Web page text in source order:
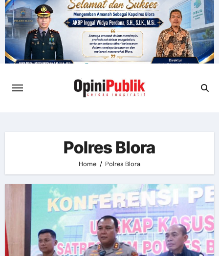
Skip
to
content
Polres Blora
Home Polres Blora